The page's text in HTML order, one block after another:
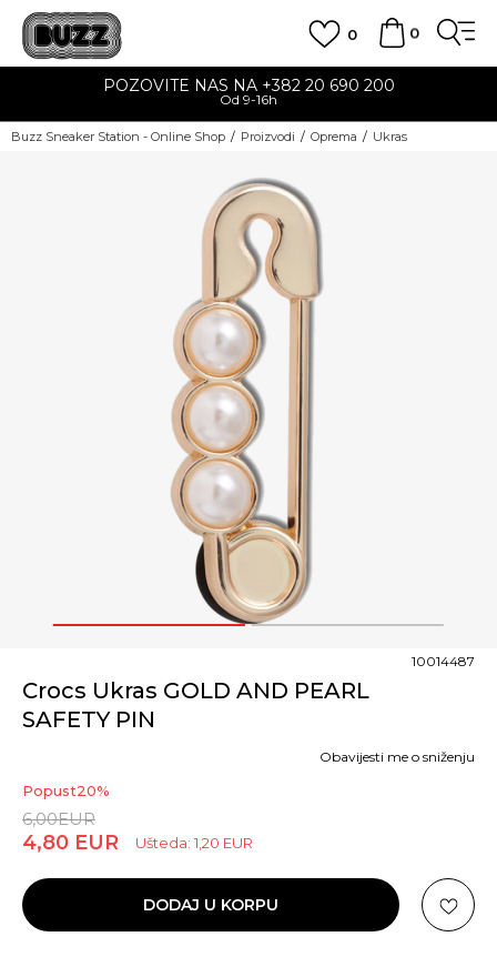
0
0
POZOVITE NAS NA +382 20 690 200
Od 9-16h
Buzz Sneaker Station - Online Shop Proizvodi Oprema Ukras
1 2
Crocs Ukras GOLD AND PEARL
SAFETY PIN
10014487
Popust20%
6,00EUR
4,80 EUR Ušteda: 1,20 EUR
Obavijesti me o sniženju
DODAJ U KORPU